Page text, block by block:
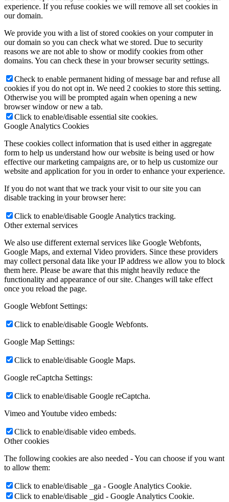
experience. If you refuse cookies we will remove all set cookies in
our domain.
We provide you with a list of stored cookies on your computer in
our domain so you can check what we stored. Due to security
reasons we are not able to show or modify cookies from other
domains. You can check these in your browser security settings.
Check to enable permanent hiding of message bar and refuse all
cookies if you do not opt in. We need 2 cookies to store this setting.
Otherwise you will be prompted again when opening a new
browser window or new a tab.
Click to enable/disable essential site cookies.
Google Analytics Cookies
These cookies collect information that is used either in aggregate
form to help us understand how our website is being used or how
effective our marketing campaigns are, or to help us customize our
website and application for you in order to enhance your experience.
If you do not want that we track your visit to our site you can
disable tracking in your browser here:
Click to enable/disable Google Analytics tracking.
Other external services
We also use different external services like Google Webfonts,
Google Maps, and external Video providers. Since these providers
may collect personal data like your IP address we allow you to block
them here. Please be aware that this might heavily reduce the
functionality and appearance of our site. Changes will take effect
once you reload the page.
Google Webfont Settings:
Click to enable/disable Google Webfonts.
Google Map Settings:
Click to enable/disable Google Maps.
Google reCaptcha Settings:
Click to enable/disable Google reCaptcha.
Vimeo and Youtube video embeds:
Click to enable/disable video embeds.
Other cookies
The following cookies are also needed - You can choose if you want
to allow them:
Click to enable/disable _ga - Google Analytics Cookie.
Click to enable/disable _gid - Google Analytics Cookie.